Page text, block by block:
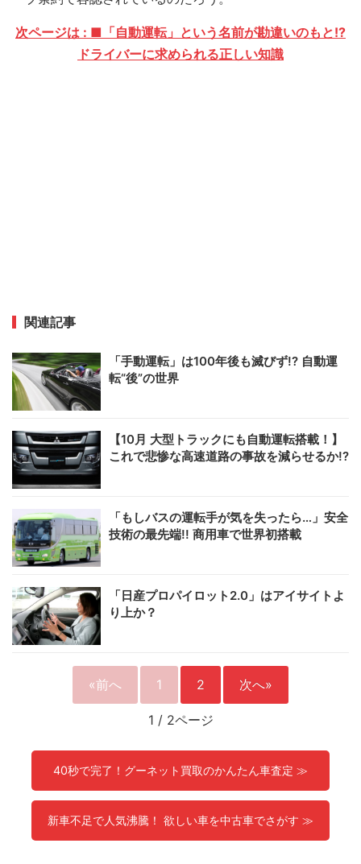
次ページは : ■「自動運転」という名前が勘違いのもと!?
ドライバーに求められる正しい知識
関連記事
「手動運転」は100年後も滅びず!? 自動運
転“後”の世界
【10月 大型トラックにも自動運転搭載！】
これで悲惨な高速道路の事故を減らせるか!?
「もしバスの運転手が気を失ったら…」安全
技術の最先端!! 商用車で世界初搭載
「日産プロパイロット2.0」はアイサイトよ
り上か？
«前へ 1 2 次へ»
1 / 2ページ
40秒で完了！グーネット買取のかんたん車査定 ≫
新車不足で人気沸騰！ 欲しい車を中古車でさがす ≫